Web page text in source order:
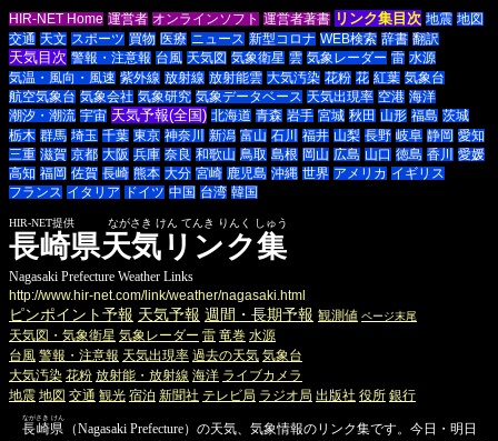
HIR-NET Home 運営者 オンラインソフト 運営者著書 リンク集目次 地震 地図
交通 天文 スポーツ 買物 医療 ニュース 新型コロナ WEB検索 辞書 翻訳
天気目次 警報・注意報 台風 天気図 気象衛星 雲 気象レーダー 雷 水源
気温・風向・風速 紫外線 放射線 放射能雲 大気汚染 花粉 花 紅葉 気象台
航空気象台 気象会社 気象研究 気象データベース 天気出現率 空港 海洋
潮汐・潮流 宇宙 天気予報(全国) 北海道 青森 岩手 宮城 秋田 山形 福島 茨城
栃木 群馬 埼玉 千葉 東京 神奈川 新潟 富山 石川 福井 山梨 長野 岐阜 静岡 愛知
三重 滋賀 京都 大阪 兵庫 奈良 和歌山 鳥取 島根 岡山 広島 山口 徳島 香川
愛媛
高知 福岡 佐賀 長崎 熊本 大分 宮崎 鹿児島 沖縄 世界 アメリカ イギリス
フランス イタリア ドイツ 中国 台湾 韓国
長崎県天気リンク集
HIR-NET提供 ながさき けん てんき りんく しゅう
Nagasaki Prefecture Weather Links
http://www.hir-net.com/link/weather/nagasaki.html
ピンポイント予報 天気予報 週間・長期予報 観測値 ページ末尾
天気図・気象衛星 気象レーダー 雷 竜巻 水源
台風 警報・注意報 天気出現率 過去の天気 気象台
大気汚染 花粉 放射能・放射線 海洋 ライブカメラ
地震 地図 交通 観光 宿泊 新聞社 テレビ局 ラジオ局 出版社 役所 銀行
長崎県
ながさき けん
（Nagasaki Prefecture）の天気、気象情報のリンク集です。今日・明日